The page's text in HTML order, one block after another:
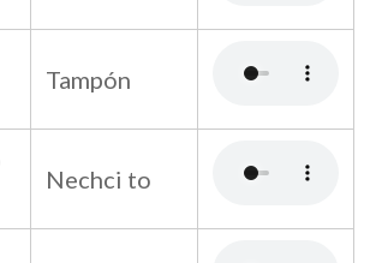
Tampón
Nechci to